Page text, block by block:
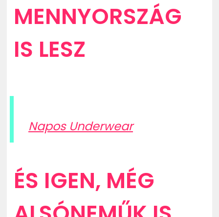
MENNYORSZÁG
IS LESZ
Napos Underwear
ÉS IGEN, MÉG